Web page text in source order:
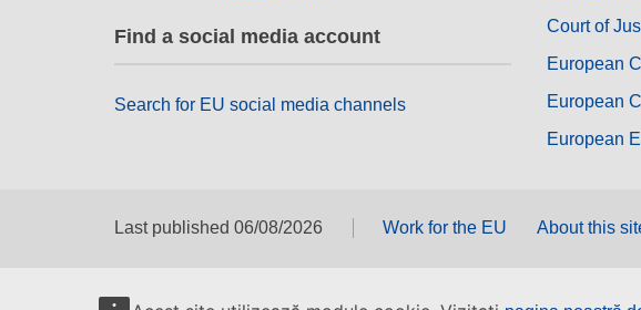
Find a social media account
Search for EU social media channels
Court of
European
European
European
Last published 06/08/2026 Work for the EU About this